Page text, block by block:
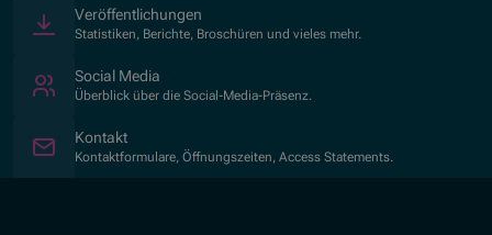
Veröffentlichungen
Statistiken, Berichte, Broschüren und vieles mehr.
Social Media
Überblick über die Social-Media-Präsenz.
Kontakt
Kontaktformulare, Öffnungszeiten, Access Statements.